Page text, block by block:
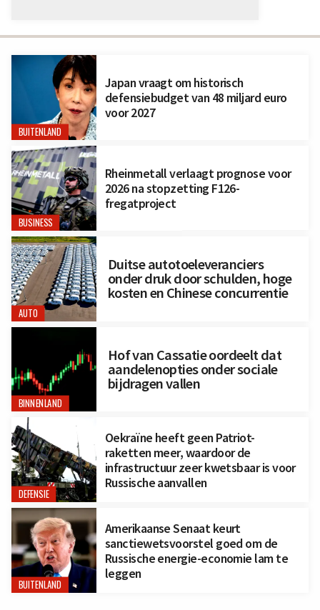
BUITENLAND
Japan vraagt om historisch
defensiebudget van 48 miljard euro
voor 2027
BUSINESS
Rheinmetall verlaagt prognose voor
2026 na stopzetting F126-
fregatproject
AUTO
Duitse autotoeleveranciers
onder druk door schulden, hoge
kosten en Chinese concurrentie
BINNENLAND
Hof van Cassatie oordeelt dat
aandelenopties onder sociale
bijdragen vallen
DEFENSIE
Oekraïne heeft geen Patriot-
raketten meer, waardoor de
infrastructuur zeer kwetsbaar is voor
Russische aanvallen
BUITENLAND
Amerikaanse Senaat keurt
sanctiewetsvoorstel goed om de
Russische energie-economie lam te
leggen